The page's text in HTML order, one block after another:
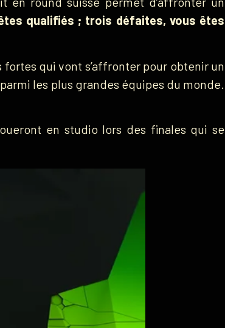
qualifiés ; trois défaites, vous êtes
qui vont s’affronter pour obtenir un
les plus grandes équipes du monde.
en studio lors des finales qui se